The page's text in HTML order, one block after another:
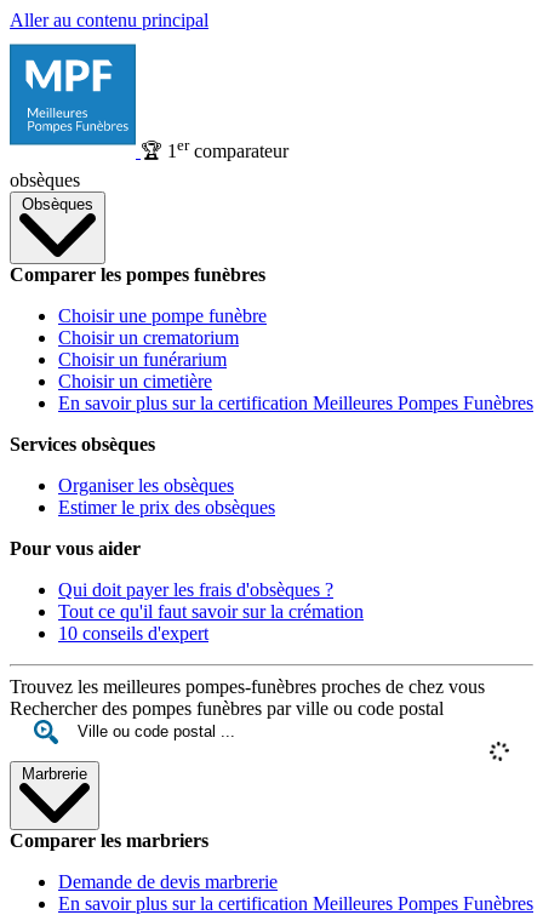
Aller au contenu principal
🏆 1 ercomparateur
obsèques
Obsèques
Comparer les pompes funèbres
Choisir une pompe funèbre
Choisir un crematorium
Choisir un funérarium
Choisir un cimetière
En savoir plus sur la certification Meilleures Pompes Funèbres
Services obsèques
Organiser les obsèques
Estimer le prix des obsèques
Pour vous aider
Qui doit payer les frais d'obsèques ?
Tout ce qu'il faut savoir sur la crémation
10 conseils d'expert
Trouvez les meilleures pompes-funèbres proches de chez vous
Rechercher des pompes funèbres par ville ou code postal
Marbrerie
Comparer les marbriers
Demande de devis marbrerie
En savoir plus sur la certification Meilleures Pompes Funèbres